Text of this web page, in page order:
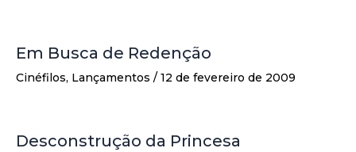
Em Busca de Redenção
Cinéfilos, Lançamentos / 12 de fevereiro de 2009
Desconstrução da Princesa